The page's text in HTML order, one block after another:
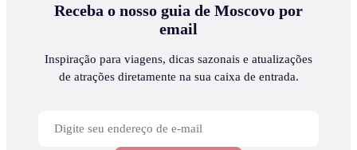
Receba o nosso guia de Moscovo por
email
Inspiração para viagens, dicas sazonais e atualizações
de atrações diretamente na sua caixa de entrada.